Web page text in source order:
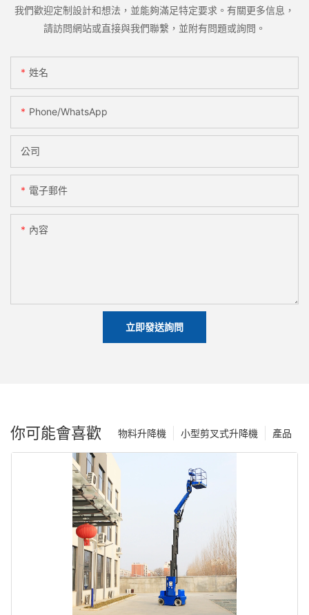
我們歡迎定制設計和想法，並能夠滿足特定要求。有關更多信息，
請訪問網站或直接與我們聯繫，並附有問題或詢問。
姓名
Phone/whatsApp
公司
電子郵件
內容
立即發送詢問
你可能會喜歡 產品
小型剪叉式升降機
物料升降機